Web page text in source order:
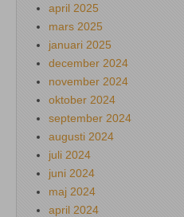
april 2025
mars 2025
januari 2025
december 2024
november 2024
oktober 2024
september 2024
augusti 2024
juli 2024
juni 2024
maj 2024
april 2024